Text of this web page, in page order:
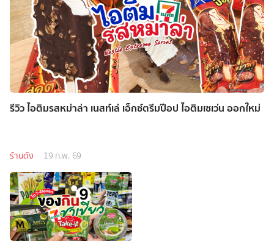
รีวิว ไอติมรสหม่าล่า เนสท์เล่ เอ็กซ์ตรีมป๊อป ไอติมเซเว่น ออกใหม่
ร้านดัง 19 ก.พ. 69